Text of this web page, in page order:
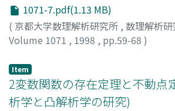
1071-7.pdf(1.13 MB)
( 京都大学数理解析研究所 , 数理解析
Volume 1071 , 1998 , pp.59-68 )
Item
2変数関数の存在定理と不動点
析学と凸解析学の研究)